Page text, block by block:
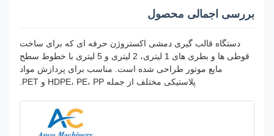
بررسی اجمالی محصول
دستگاه قالب گیری دمشی اکستروژن حرفه ای که برای ساخت
قوطی ها و بطری های 1 لیتری، 2 لیتری و 5 لیتری با خطوط سطح
مایع موتور طراحی شده است. مناسب برای پردازش مواد
پلاستیکی مختلف از جمله HDPE، PE، PP و PET.